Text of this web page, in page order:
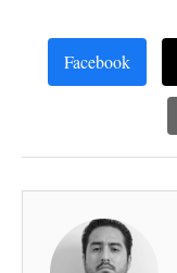
Facebook